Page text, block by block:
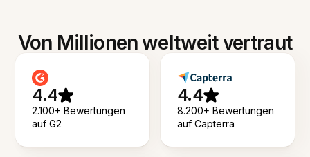
Von Millionen weltweit vertraut
4.4
2.100+ Bewertungen
auf G2
4.4
8.200+ Bewertungen
auf Capterra